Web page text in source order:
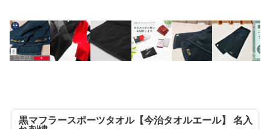
黒マフラースポーツタオル【今治タオルエール】 名入